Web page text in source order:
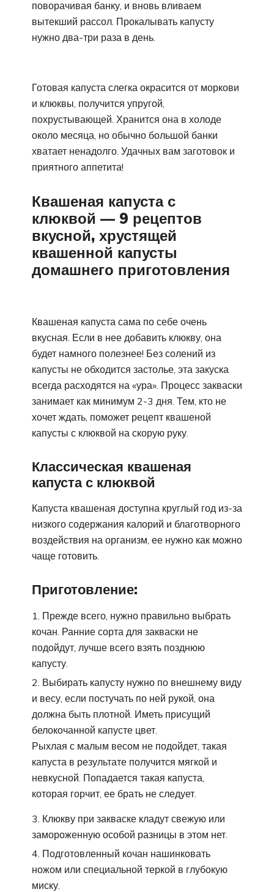
поворачивая банку, и вновь вливаем
вытекший рассол. Прокалывать капусту
нужно два-три раза в день.
Готовая капуста слегка окрасится от моркови
и клюквы, получится упругой,
похрустывающей. Хранится она в холоде
около месяца, но обычно большой банки
хватает ненадолго. Удачных вам заготовок и
приятного аппетита!
Квашеная капуста с
клюквой — 9 рецептов
вкусной, хрустящей
квашенной капусты
домашнего приготовления
Квашеная капуста сама по себе очень
вкусная. Если в нее добавить клюкву, она
будет намного полезнее! Без солений из
капусты не обходится застолье, эта закуска
всегда расходятся на «ура». Процесс закваски
занимает как минимум 2-3 дня. Тем, кто не
хочет ждать, поможет рецепт квашеной
капусты с клюквой на скорую руку.
Классическая квашеная
капуста с клюквой
Капуста квашеная доступна круглый год из-за
низкого содержания калорий и благотворного
воздействия на организм, ее нужно как можно
чаще готовить.
Приготовление:
Прежде всего, нужно правильно выбрать
кочан. Ранние сорта для закваски не
подойдут, лучше всего взять позднюю
капусту.
Выбирать капусту нужно по внешнему виду
и весу, если постучать по ней рукой, она
должна быть плотной. Иметь присущий
белокочанной капусте цвет.
Рыхлая с малым весом не подойдет, такая
капуста в результате получится мягкой и
невкусной. Попадается такая капуста,
которая горчит, ее брать не следует.
Клюкву при закваске кладут свежую или
замороженную особой разницы в этом нет.
Подготовленный кочан нашинковать
ножом или специальной теркой в глубокую
миску.